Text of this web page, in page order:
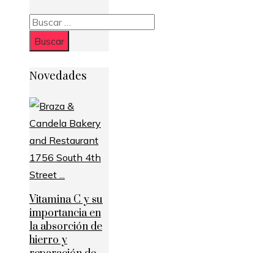
Buscar:
Novedades
Vitamina C y su
importancia en
la absorción de
hierro y